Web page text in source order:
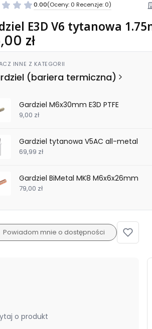
0.00(Oceny: 0 Recenzje: 0)
E3D V6 tytanowa
zł
INNE Z KATEGORII
(bariera termiczna)
Gardziel M6x30mm E3D PTFE
9,00 zł
Gardziel tytanowa V5AC all-metal
69,99 zł
Gardziel BiMetal MK8 M6x6x26mm
79,00 zł
Powiadom mnie o dostępności
o produkt